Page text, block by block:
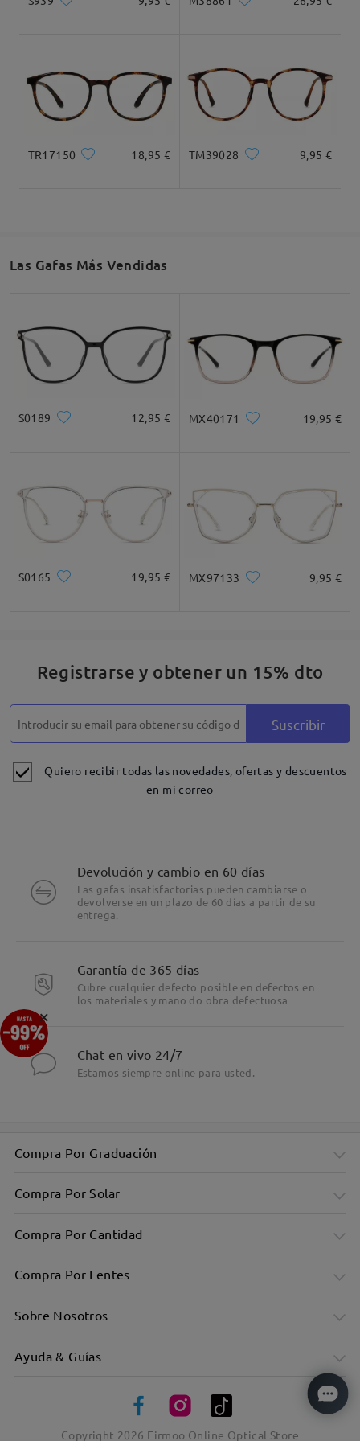
Descripción del Producto
Detalles
Diseño elegante centrado en la comodidad y la utilidad
TR17150 18,95 € TM39028 9,95 €
Las Gafas Más Vendidas
S0189 12,95 € MX40171 19,95 €
S0165 19,95 € MX97133 9,95 €
Registrarse y obtener un 15% dto
Suscribir
Quiero recibir todas las novedades, ofertas y descuentos
en mi correo
Devolución y cambio en 60 días
Las gafas insatisfactorias pueden cambiarse o
devolverse en un plazo de 60 días a partir de su
entrega.
Garantía de 365 días
Cubre cualquier defecto posible en defectos en
los materiales y mano do obra defectuosa
Chat en vivo 24/7
Estamos siempre online para usted.
Compra Por Graduación
Compra Por Solar
Compra Por Cantidad
Compra Por Lentes
Sobre Nosotros
Ayuda & Guías
Copyright 2026 Firmoo Online Optical Store
×